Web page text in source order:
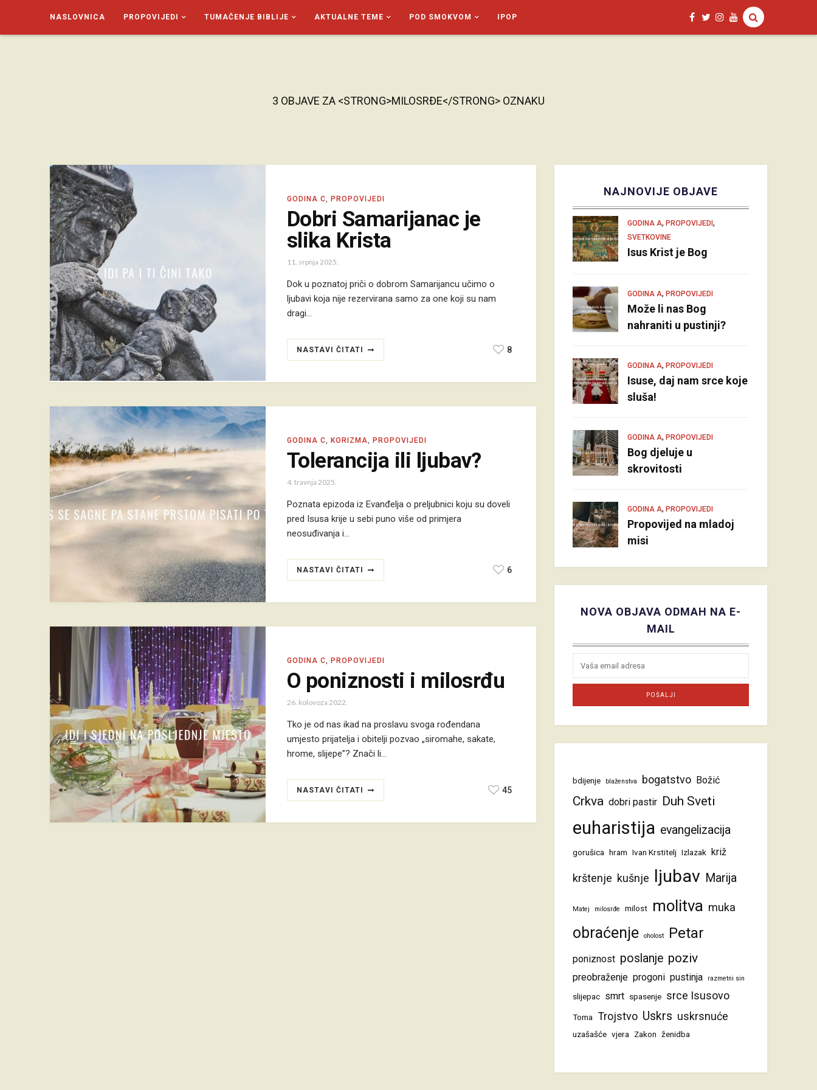
NASLOVNICA PROPOVIJEDI TUMAČENJE BIBLIJE AKTUALNE TEME POD SMOKVOM IPOP
3 OBJAVE ZA <STRONG>MILOSRĐE</STRONG> OZNAKU
GODINA C, PROPOVIJEDI
Dobri Samarijanac je
slika Krista
11. srpnja 2025.
Dok u poznatoj priči o dobrom Samarijancu učimo o
ljubavi koja nije rezervirana samo za one koji su nam
dragi…
NASTAVI ČITATI 8
GODINA C, KORIZMA, PROPOVIJEDI
Tolerancija ili ljubav?
4. travnja 2025.
Poznata epizoda iz Evanđelja o preljubnici koju su doveli
pred Isusa krije u sebi puno više od primjera
neosuđivanja i…
NASTAVI ČITATI 6
GODINA C, PROPOVIJEDI
O poniznosti i milosrđu
26. kolovoza 2022.
Tko je od nas ikad na proslavu svoga rođendana
umjesto prijatelja i obitelji pozvao „siromahe, sakate,
hrome, slijepe”? Znači li…
NASTAVI ČITATI 45
NAJNOVIJE OBJAVE
GODINA A, PROPOVIJEDI ,
SVETKOVINE
Isus Krist je Bog
GODINA A, PROPOVIJEDI
Može li nas Bog
nahraniti u pustinji?
GODINA A, PROPOVIJEDI
Isuse, daj nam srce koje
sluša!
GODINA A, PROPOVIJEDI
Bog djeluje u
skrovitosti
GODINA A, PROPOVIJEDI
Propovijed na mladoj
misi
NOVA OBJAVA ODMAH NA E-
MAIL
bdijenje blaženstva bogatstvo Božić
Crkva dobri pastir Duh Sveti
euharistija evangelizacija
gorušica hram Ivan Krstitelj Izlazak križ
krštenje kušnje ljubav Marija
Matej milosrđe milost molitva muka
obraćenje oholost Petar
poniznost poslanje poziv
preobraženje progoni pustinja razmetni sin
slijepac smrt spasenje srce Isusovo
Toma Trojstvo Uskrs uskrsnuće
uzašašće vjera Zakon ženidba